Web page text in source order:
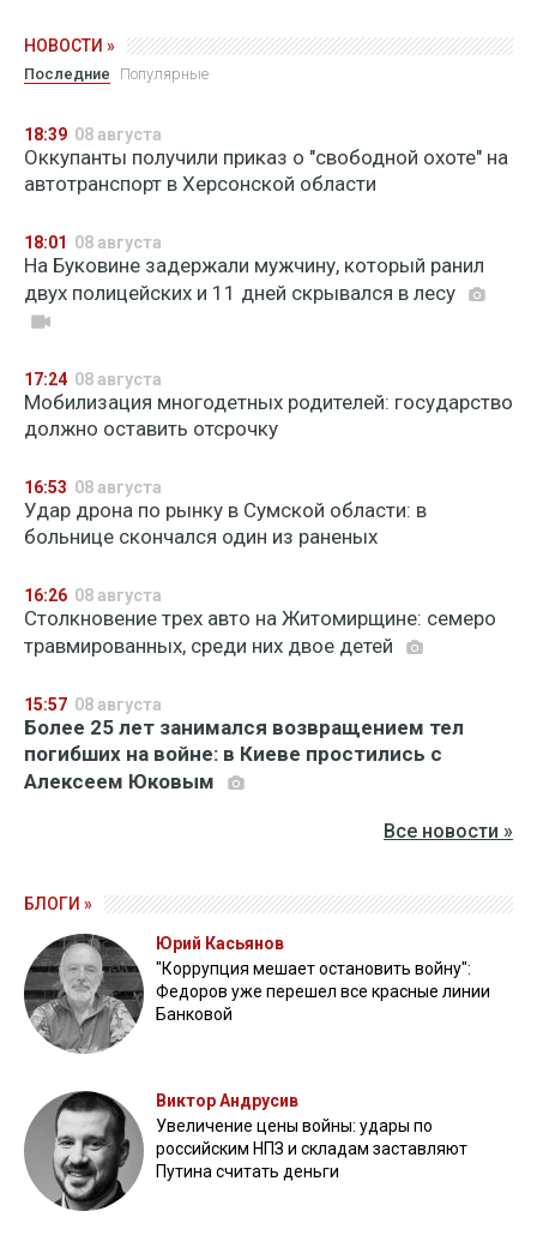
НОВОСТИ »
Последние Популярные
18:39 08 августа
Оккупанты получили приказ о "свободной охоте" на
автотранспорт в Херсонской области
18:01 08 августа
На Буковине задержали мужчину, который ранил
двух полицейских и 11 дней скрывался в лесу
17:24 08 августа
Мобилизация многодетных родителей: государство
должно оставить отсрочку
16:53 08 августа
Удар дрона по рынку в Сумской области: в
больнице скончался один из раненых
16:26 08 августа
Столкновение трех авто на Житомирщине: семеро
травмированных, среди них двое детей
15:57 08 августа
Более 25 лет занимался возвращением тел
погибших на войне: в Киеве простились с
Алексеем Юковым
Все новости »
БЛОГИ »
Юрий Касьянов
"Коррупция мешает остановить войну":
Федоров уже перешел все красные линии
Банковой
Виктор Андрусив
Увеличение цены войны: удары по
российским НПЗ и складам заставляют
Путина считать деньги